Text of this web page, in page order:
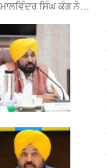
ਮਾਲਵਿੰਦਰ ਸਿੰਘ ਕੰਗ ਨੇ…